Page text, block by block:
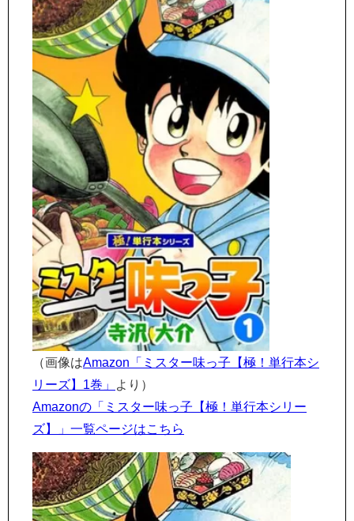
（画像はAmazon「ミスター味っ子【極！単行本シ
リーズ】1巻」
より）
Amazonの「ミスター味っ子【極！単行本シリー
ズ】」一覧ページはこちら